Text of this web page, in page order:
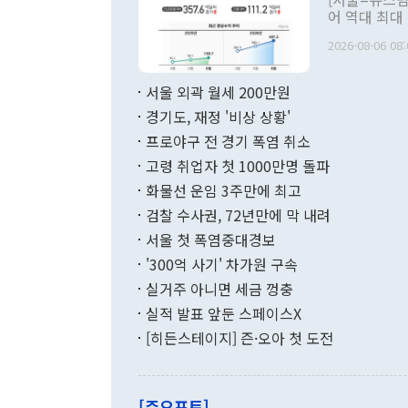
관 부처 장
관의 무리한
다. [정동영 통일부 장관이 지난달 23일 오후 서울 종로구 정부서울청사에
무너졌다고
함께 4자 대
"우리의 선
관은 업무
어 역대 최
료=한국은행] 한국은행이 6일 발표한 '2026년 6월 국제수지(잠정)'
며 월간 기
196.9% 급
수출은
기록했지만
로 전환됐다.
는 배당수입
2026-08-06
서울 외곽 월세 200만원
경기도, 재정 '비상 상황'
프로야구 전 경기 폭염 취소
고령 취업자 첫 1000만명 돌파
화물선 운임 3주만에 최고
검찰 수사권, 72년만에 막 내려
서울 첫 폭염중대경보
'300억 사기' 차가원 구속
실거주 아니면 세금 껑충
실적 발표 앞둔 스페이스X
[히든스테이지] 즌·오아 첫 도전